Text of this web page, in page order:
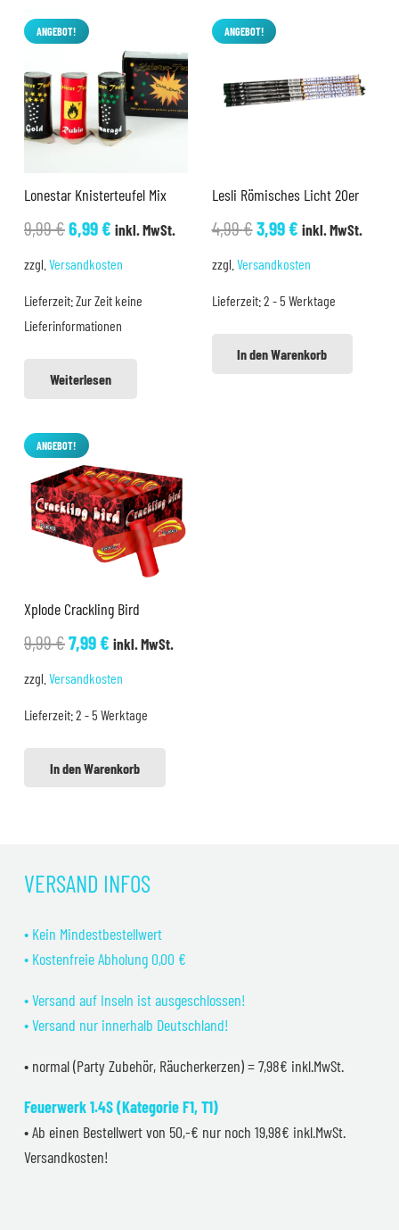
ANGEBOT!
Lonestar Knisterteufel Mix
9,99€Ursprünglicher
9,99 €
6,99€Aktueller
6,99 €.
inkl. MwSt.
zzgl. Versandkosten
Lieferzeit:Zur Zeit keine
Lieferinformationen
Weiterlesen
ANGEBOT!
Lesli Römisches Licht 20er
4,99€Ursprünglicher
4,99 €
3,99€Aktueller
3,99 €.
inkl. MwSt.
zzgl. Versandkosten
Lieferzeit:2 - 5 Werktage
In den Warenkorb
ANGEBOT!
Xplode Crackling Bird
9,99€Ursprünglicher
9,99 €
7,99€Aktueller
7,99 €.
inkl. MwSt.
zzgl. Versandkosten
Lieferzeit:2 - 5 Werktage
In den Warenkorb
VERSAND INFOS
• Kein Mindestbestellwert
• Kostenfreie Abholung 0,00 €
• Versand auf Inseln ist ausgeschlossen!
• Versand nur innerhalb Deutschland!
• normal (Party Zubehör, Räucherkerzen) = 7,98€ inkl.MwSt.
Feuerwerk 1.4S (Kategorie F1, T1)
• Ab einen Bestellwert von 50,-€ nur noch 19,98€ inkl.MwSt.
Versandkosten!